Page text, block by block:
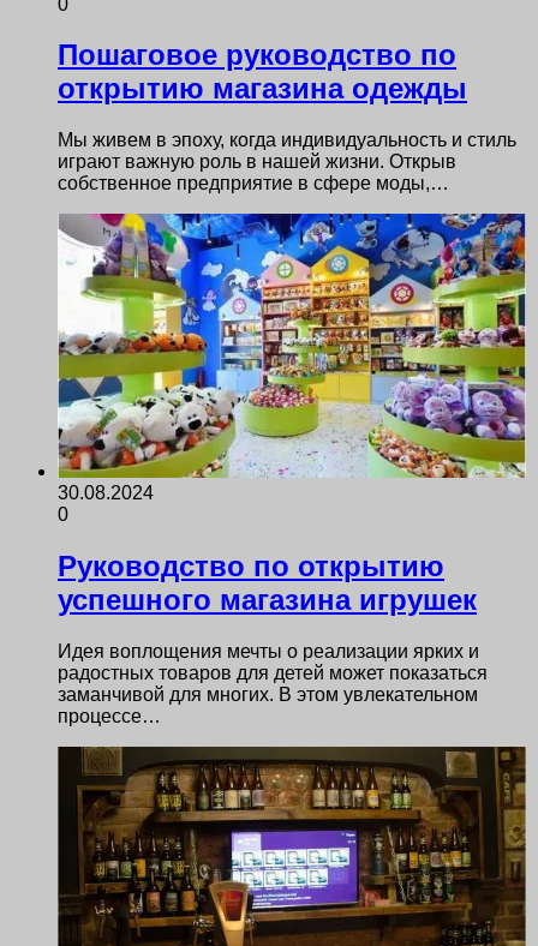
Пошаговое руководство по
открытию магазина одежды
Мы живем в эпоху, когда индивидуальность и стиль
играют важную роль в нашей жизни. Открыв
собственное предприятие в сфере моды,…
30.08.2024
0
Руководство по открытию
успешного магазина игрушек
Идея воплощения мечты о реализации ярких и
радостных товаров для детей может показаться
заманчивой для многих. В этом увлекательном
процессе…